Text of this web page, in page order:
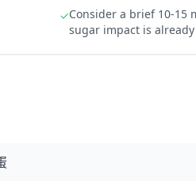
✓Consider a brief 10-15
sugar impact is